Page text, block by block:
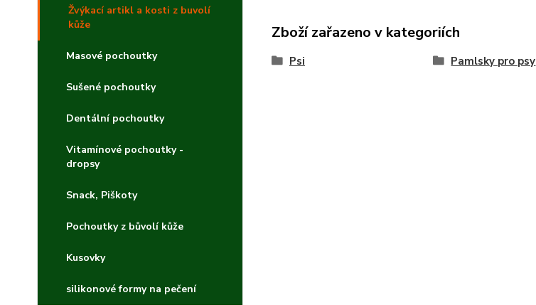
Žvýkací artikl a kosti z buvolí
kůže
Masové pochoutky
Sušené pochoutky
Dentální pochoutky
Vitamínové pochoutky -
dropsy
Snack, Piškoty
Pochoutky z bůvolí kůže
Kusovky
silikonové formy na pečení
Zboží zařazeno v kategoriích
Psi Pamlsky pro psy